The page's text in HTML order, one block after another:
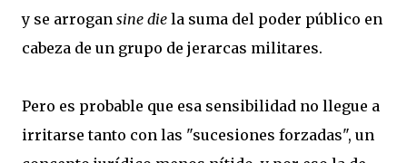
y se arrogan sine die la suma del poder público en
cabeza de un grupo de jerarcas militares.
Pero es probable que esa sensibilidad no llegue a
irritarse tanto con las "sucesiones forzadas", un